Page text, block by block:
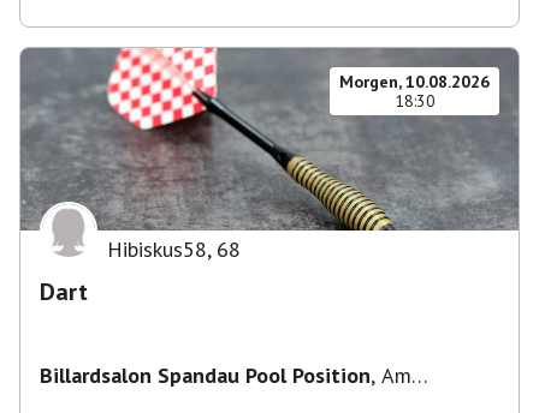
Morgen, 10.08.2026
18:30
Hibiskus58, 68
Dart
Billardsalon Spandau Pool Position, Am